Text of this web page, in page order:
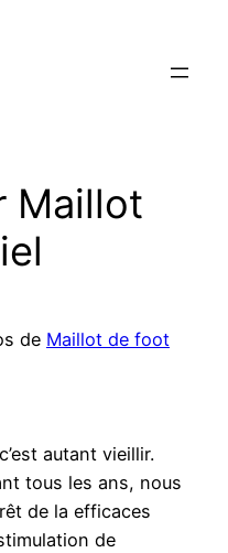
Maillot
de Maillot de foot
autant vieillir.
tous les ans, nous
de la efficaces
de